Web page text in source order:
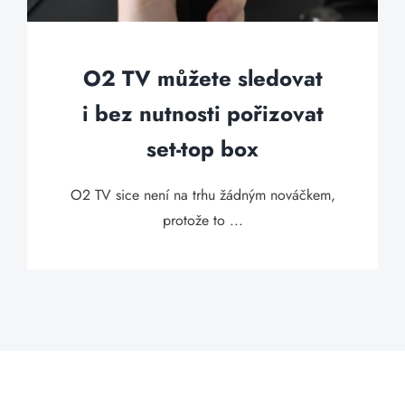
O2 TV můžete sledovat
i bez nutnosti pořizovat
set-top box
O2 TV sice není na trhu žádným nováčkem,
protože to ...